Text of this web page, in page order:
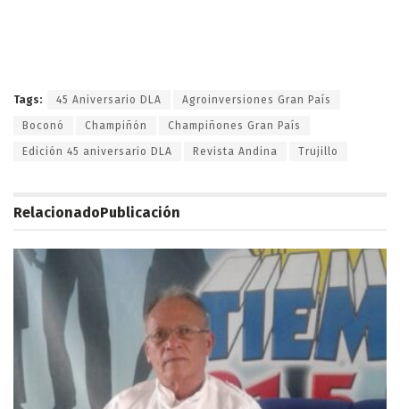
Tags: 45 Aniversario DLA Agroinversiones Gran País
Boconó Champiñón Champiñones Gran País
Edición 45 aniversario DLA Revista Andina Trujillo
RelacionadoPublicación